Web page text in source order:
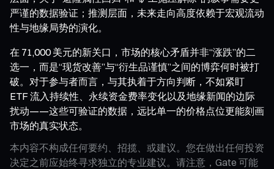
严谨的数据验证；推测层面，未来走向高度依赖于宏观流动
性与地缘局势的演化。
在 71,000 美元的新关口，市场的核心矛盾并非“涨跌”的二
选一，而是“现货改善”与“衍生品谨慎”之间的博弈何时被打
破。对于参与者而言，与其执着于方向判断，不如紧盯
ETF 流入持续性、永续资金费率变化以及地缘新闻的边际
扰动——这些可验证的数据，远比单一的价格点位更能刻画
市场的真实状态。
本内容不构成任何要约、招揽、或建议。您在做出任何投资
决定之前应始终寻求独立的专业建议。请注意，Gate 可能